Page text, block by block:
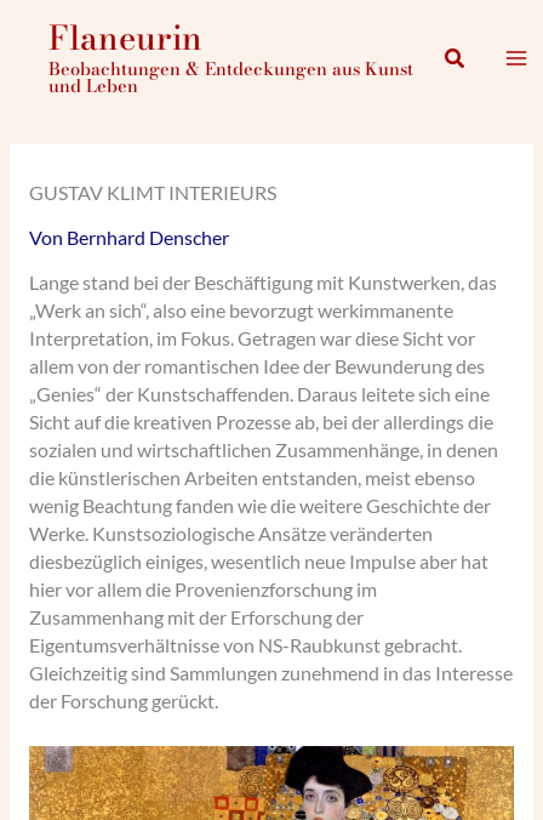
springen
Flaneurin
Beobachtungen & Entdeckungen aus Kunst
und Leben
Suchen
GUSTAV KLIMT INTERIEURS
Von Bernhard Denscher
Lange stand bei der Beschäftigung mit Kunstwerken, das
„Werk an sich“, also eine bevorzugt werkimmanente
Interpretation, im Fokus. Getragen war diese Sicht vor
allem von der romantischen Idee der Bewunderung des
„Genies“ der Kunstschaffenden. Daraus leitete sich eine
Sicht auf die kreativen Prozesse ab, bei der allerdings die
sozialen und wirtschaftlichen Zusammenhänge, in denen
die künstlerischen Arbeiten entstanden, meist ebenso
wenig Beachtung fanden wie die weitere Geschichte der
Werke. Kunstsoziologische Ansätze veränderten
diesbezüglich einiges, wesentlich neue Impulse aber hat
hier vor allem die Provenienzforschung im
Zusammenhang mit der Erforschung der
Eigentumsverhältnisse von NS-Raubkunst gebracht.
Gleichzeitig sind Sammlungen zunehmend in das Interesse
der Forschung gerückt.